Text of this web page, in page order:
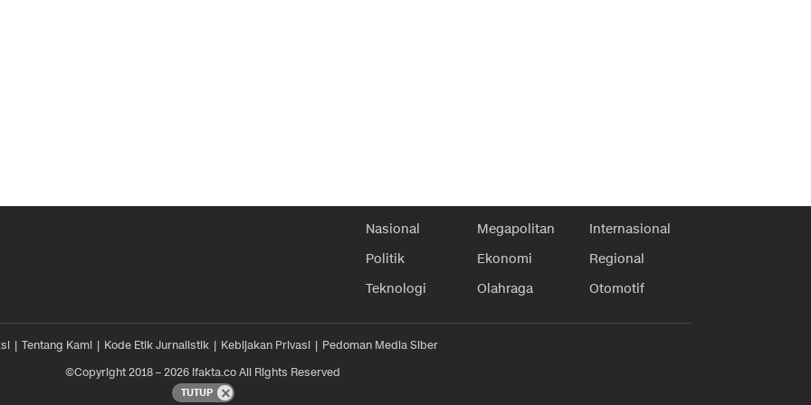
Nasional Megapolitan
Internasional
Politik
Ekonomi
Regional
Teknologi
Olahraga Otomotif
Tentang Kami Kode Etik Jurnalistik Kebijakan Privasi
Pedoman Media Siber
©Copyright 2018 – 2026 ifakta.co All Rights Reserved
TUTUP